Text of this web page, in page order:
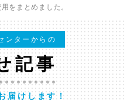
をまとめました。
ンターからの
記事
届けします！